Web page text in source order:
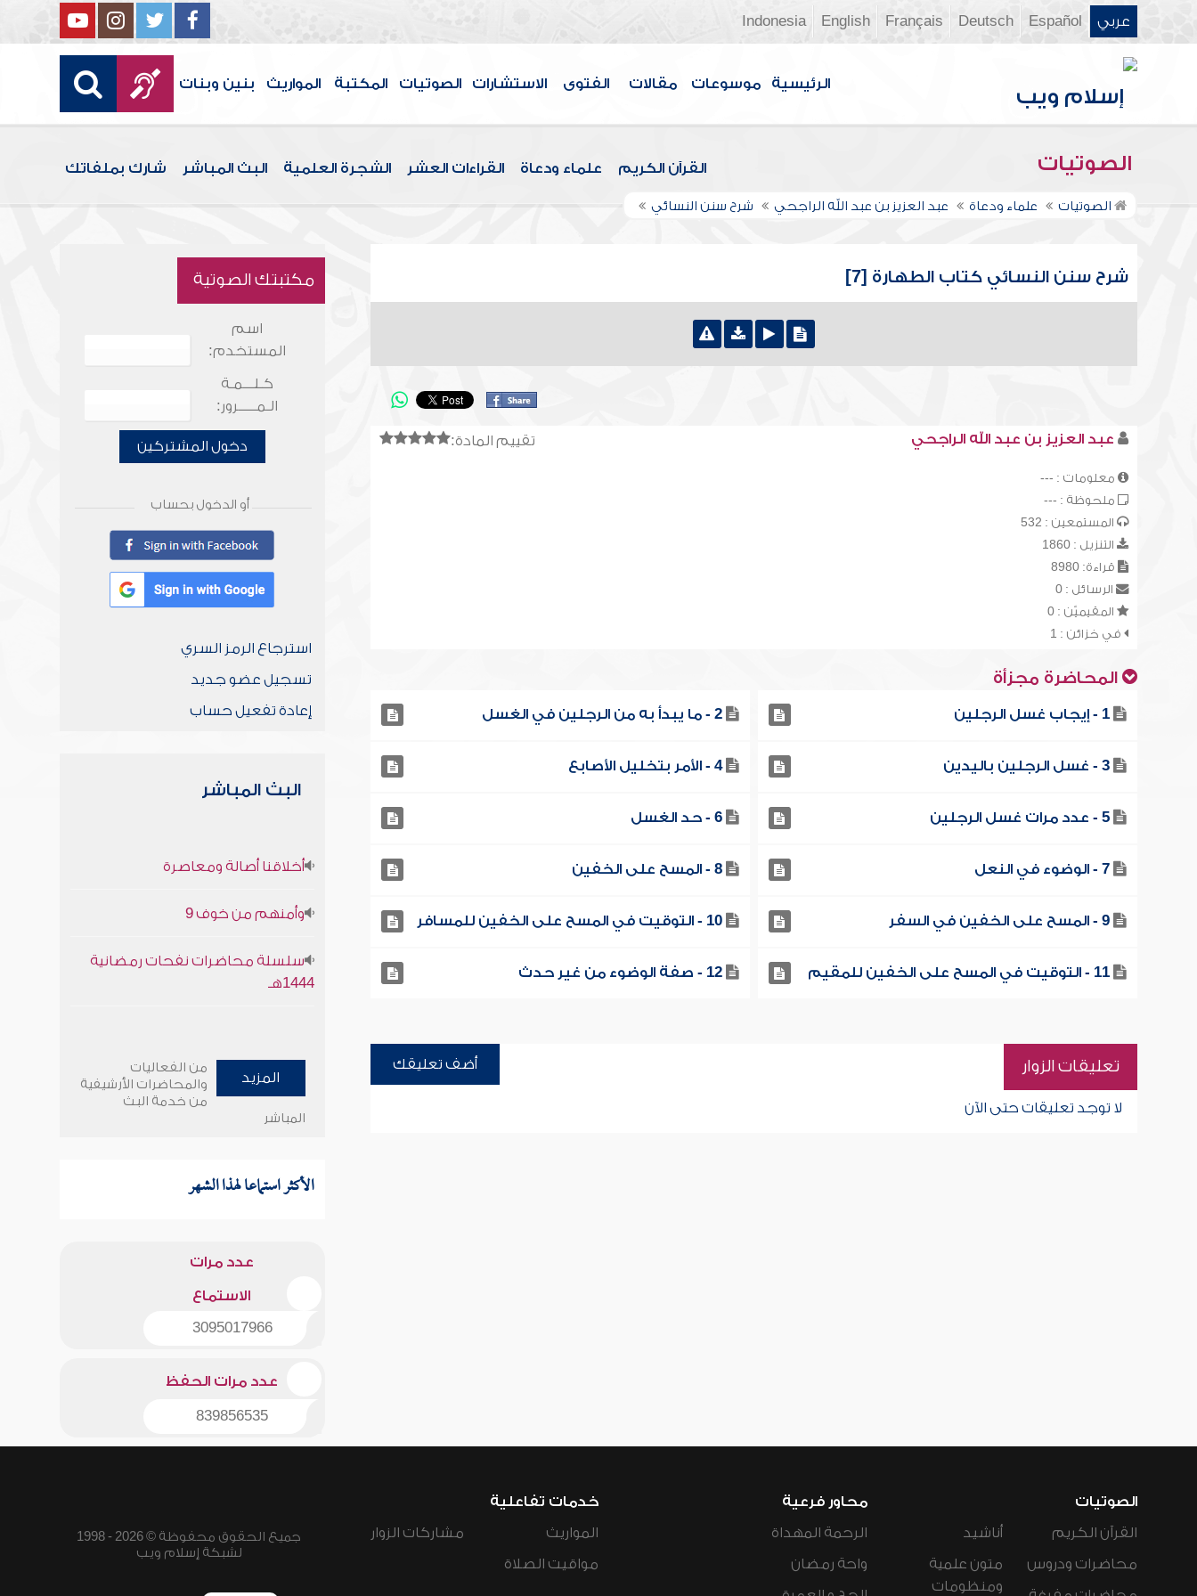
عربي Español
Deutsch
Français
English
Indonesia
الرئيسية موسوعات مقالات الفتوى الاستشارات الصوتيات المكتبة المواريث بنين وبنات
الصوتيات القرآن الكريم علماء ودعاة القراءات العشر الشجرة العلمية البث المباشر شارك بملفاتك
الصوتيات علماء ودعاة عبد العزيز بن عبد الله الراجحي شرح سنن النسائي
شرح سنن النسائي كتاب الطهارة [7]
تقييم المادة: عبد العزيز بن عبد الله الراجحي
معلومات : ---
ملحوظة : ---
المستمعين : 532
التنزيل : 1860
قراءة: 8980
الرسائل : 0
المقيميّن : 0
في خزائن : 1
المحاضرة مجزأة
1 - إيجاب غسل الرجلين 2 - ما يبدأ به من الرجلين في الغسل
3 - غسل الرجلين باليدين 4 - الأمر بتخليل الأصابع
5 - عدد مرات غسل الرجلين 6 - حد الغسل
7 - الوضوء في النعل 8 - المسح على الخفين
9 - المسح على الخفين في السفر 10 - التوقيت في المسح على الخفين للمسافر
11 - التوقيت في المسح على الخفين للمقيم 12 - صفة الوضوء من غير حدث
تعليقات الزوار أضف تعليقك
لا توجد تعليقات حتى الآن
مكتبتك الصوتية
اسم
المستخدم:
كـلـــمـة
الـمـــــرور:
دخول المشتركين
أو الدخول بحساب
استرجاع الرمز السري
تسجيل عضو جديد
إعادة تفعيل حساب
البث المباشر
أخلاقنا أصالة ومعاصرة
وأمنهم من خوف 9
سلسلة محاضرات نفحات رمضانية
1444هـ
المزيد
من الفعاليات
والمحاضرات الأرشيفية
من خدمة البث
المباشر
الأكثر استماعا لهذا الشهر
عدد مرات
الاستماع
3095017966
عدد مرات الحفظ
839856535
الصوتيات
القرآن الكريم
محاضرات ودروس
أناشيد
متون علمية
ومنظومات
محاور فرعية
الرحمة المهداة
واحة رمضان
خدمات تفاعلية
المواريث
مواقيت الصلاة
مشاركات الزوار
جميع الحقوق محفوظة © 2026 - 1998
لشبكة إسلام ويب